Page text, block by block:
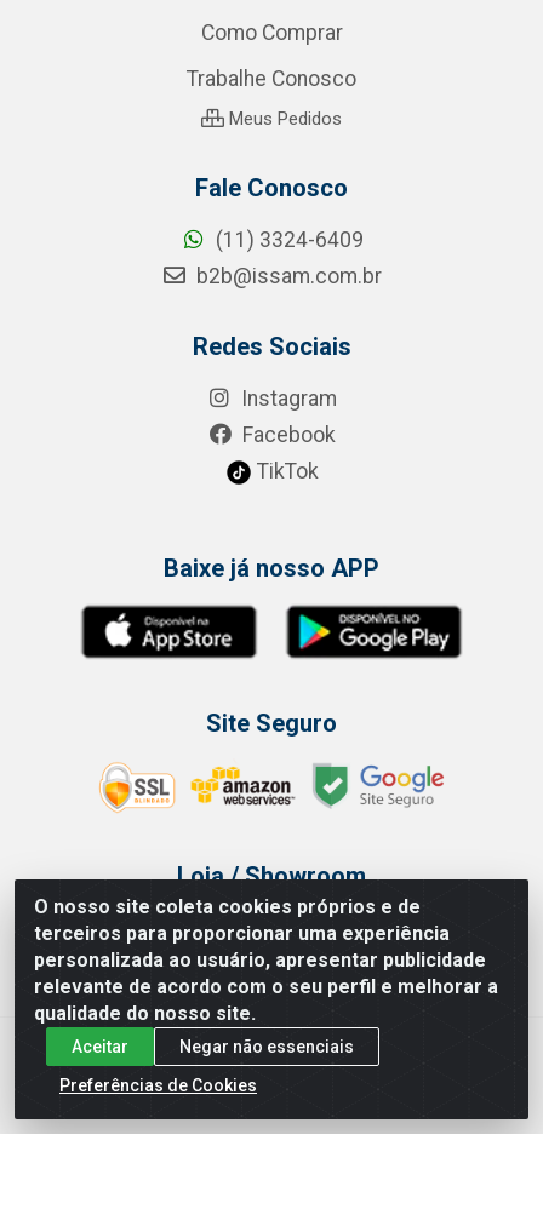
O nosso site coleta cookies próprios e de
terceiros para proporcionar uma experiência
personalizada ao usuário, apresentar publicidade
relevante de acordo com o seu perfil e melhorar a
qualidade do nosso site.
Aceitar
Negar não essenciais
Preferências de Cookies
Como Comprar
Trabalhe Conosco
Meus Pedidos
Fale Conosco
(11) 3324-6409
b2b@issam.com.br
Redes Sociais
Instagram
Facebook
TikTok
Baixe já nosso APP
Site Seguro
Loja / Showroom
Tel.: (11) 3314 6400
Av Vautier, 468 - Pari - São Paulo/SP
Issam Importação e Exportação LTDA - Av. Vautier, 468 - Pari, São
Paulo/ SP - CEP 03032-000 - CNPJ 00.327.385/0003-68